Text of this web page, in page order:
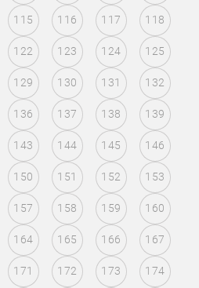
115 116 117 118
122 123 124 125
129 130 131 132
136 137 138 139
143 144 145 146
150 151 152 153
157 158 159 160
164 165 166 167
171 172 173 174